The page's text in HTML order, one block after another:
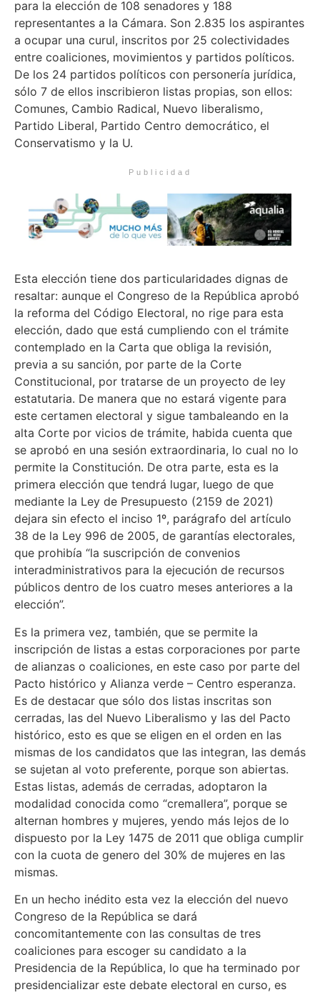
para la elección de 108 senadores y 188
representantes a la Cámara. Son 2.835 los aspirantes
a ocupar una curul, inscritos por 25 colectividades
entre coaliciones, movimientos y partidos políticos.
De los 24 partidos políticos con personería jurídica,
sólo 7 de ellos inscribieron listas propias, son ellos:
Comunes, Cambio Radical, Nuevo liberalismo,
Partido Liberal, Partido Centro democrático, el
Conservatismo y la U.
Publicidad
Esta elección tiene dos particularidades dignas de
resaltar: aunque el Congreso de la República aprobó
la reforma del Código Electoral, no rige para esta
elección, dado que está cumpliendo con el trámite
contemplado en la Carta que obliga la revisión,
previa a su sanción, por parte de la Corte
Constitucional, por tratarse de un proyecto de ley
estatutaria. De manera que no estará vigente para
este certamen electoral y sigue tambaleando en la
alta Corte por vicios de trámite, habida cuenta que
se aprobó en una sesión extraordinaria, lo cual no lo
permite la Constitución. De otra parte, esta es la
primera elección que tendrá lugar, luego de que
mediante la Ley de Presupuesto (2159 de 2021)
dejara sin efecto el inciso 1º, parágrafo del artículo
38 de la Ley 996 de 2005, de garantías electorales,
que prohibía “la suscripción de convenios
interadministrativos para la ejecución de recursos
públicos dentro de los cuatro meses anteriores a la
elección”.
Es la primera vez, también, que se permite la
inscripción de listas a estas corporaciones por parte
de alianzas o coaliciones, en este caso por parte del
Pacto histórico y Alianza verde – Centro esperanza.
Es de destacar que sólo dos listas inscritas son
cerradas, las del Nuevo Liberalismo y las del Pacto
histórico, esto es que se eligen en el orden en las
mismas de los candidatos que las integran, las demás
se sujetan al voto preferente, porque son abiertas.
Estas listas, además de cerradas, adoptaron la
modalidad conocida como “cremallera”, porque se
alternan hombres y mujeres, yendo más lejos de lo
dispuesto por la Ley 1475 de 2011 que obliga cumplir
con la cuota de genero del 30% de mujeres en las
mismas.
En un hecho inédito esta vez la elección del nuevo
Congreso de la República se dará
concomitantemente con las consultas de tres
coaliciones para escoger su candidato a la
Presidencia de la República, lo que ha terminado por
presidencializar este debate electoral en curso, es